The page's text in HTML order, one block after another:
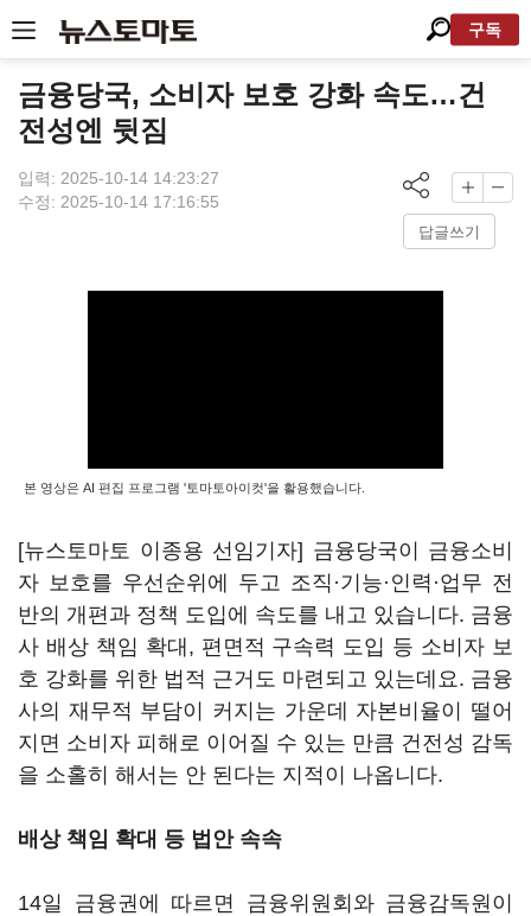
구독
금융당국, 소비자 보호 강화 속도…건
전성엔 뒷짐
입력: 2025-10-14 14:23:27
수정: 2025-10-14 17:16:55
답글쓰기
본 영상은 AI 편집 프로그램 '토마토아이컷'을 활용했습니다.
[뉴스토마토 이종용 선임기자] 금융당국이 금융소비
자 보호를 우선순위에 두고 조직·기능·인력·업무 전
반의 개편과 정책 도입에 속도를 내고 있습니다. 금융
사 배상 책임 확대, 편면적 구속력 도입 등 소비자 보
호 강화를 위한 법적 근거도 마련되고 있는데요. 금융
사의 재무적 부담이 커지는 가운데 자본비율이 떨어
지면 소비자 피해로 이어질 수 있는 만큼 건전성 감독
을 소홀히 해서는 안 된다는 지적이 나옵니다.
배상 책임 확대 등 법안 속속
14일 금융권에 따르면 금융위원회와 금융감독원이